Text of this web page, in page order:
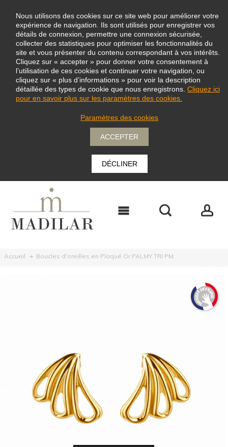
Nous utilisons des cookies sur ce site web pour améliorer votre
expérience de navigation. Ils sont utilisés pour enregistrer vos
détails de connexion, permettre une connexion sécurisée,
collecter des statistiques pour optimiser les fonctionnalités du
site et vous présenter du contenu correspondant à vos intérêts.
Cliquez sur « accepter » pour donner votre consentement à
l’utilisation de ces cookies et continuer votre navigation, ou
cliquez sur « plus d’informations » pour voir la description
détaillée des types de cookie que nous enregistrons. Cliquez ici
pour en savoir plus sur les paramètres des cookies.
Paramètres des cookies
ACCEPTER
DÉCLINER
Accueil Boucles d'oreilles en Plaqué Or PALMY TRI PM